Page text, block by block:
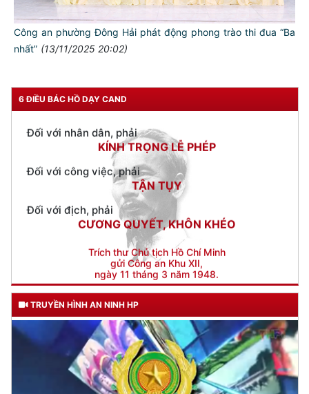
Công an phường Đông Hải phát động phong trào thi đua “Ba
nhất” (13/11/2025 20:02)
6 ĐIỀU BÁC HỒ DẠY CAND
Đối với đồng sự, phải
THÂN ÁI GIÚP ĐỠ
Đối với chính phủ, phải
Đối với nhân dân, phải
KÍNH TRỌNG LỄ PHÉP
Đối với công việc, phải
TẬN TỤY
Đối với địch, phải
CƯƠNG QUYẾT, KHÔN KHÉO
Trích thư Chủ tịch Hồ Chí Minh
gửi Công an Khu XII,
ngày 11 tháng 3 năm 1948.
TRUYỀN HÌNH AN NINH HP